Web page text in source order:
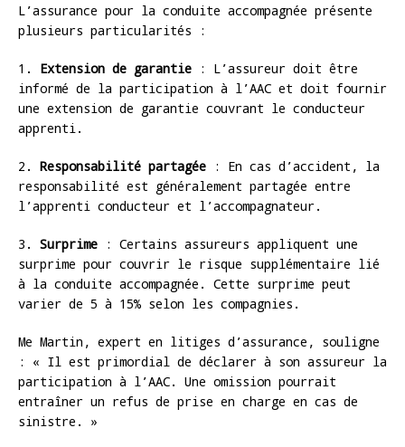
L’assurance pour la conduite accompagnée présente
plusieurs particularités :
1. Extension de garantie : L’assureur doit être
informé de la participation à l’AAC et doit fournir
une extension de garantie couvrant le conducteur
apprenti.
2. Responsabilité partagée : En cas d’accident, la
responsabilité est généralement partagée entre
l’apprenti conducteur et l’accompagnateur.
3. Surprime : Certains assureurs appliquent une
surprime pour couvrir le risque supplémentaire lié
à la conduite accompagnée. Cette surprime peut
varier de 5 à 15% selon les compagnies.
Me Martin, expert en litiges d’assurance, souligne
: « Il est primordial de déclarer à son assureur la
participation à l’AAC. Une omission pourrait
entraîner un refus de prise en charge en cas de
sinistre. »